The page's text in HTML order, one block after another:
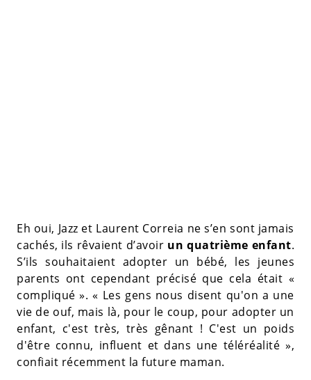
Eh oui, Jazz et Laurent Correia ne s’en sont jamais
cachés, ils rêvaient d’avoir un quatrième enfant.
S’ils souhaitaient adopter un bébé, les jeunes
parents ont cependant précisé que cela était «
compliqué ». « Les gens nous disent qu'on a une
vie de ouf, mais là, pour le coup, pour adopter un
enfant, c'est très, très gênant ! C'est un poids
d'être connu, influent et dans une téléréalité »,
confiait récemment la future maman.